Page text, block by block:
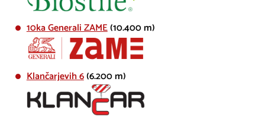
10ka Generali ZAME(10.400 m)
Klančarjevih 6(6.200 m)